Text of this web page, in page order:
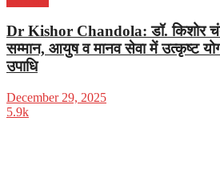
Dr Kishor Chandola: डॉ. किशोर
सम्मान, आयुष व मानव सेवा में उत्कृष्ट
उपाधि
December 29, 2025
5.9k